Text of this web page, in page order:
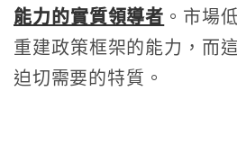
能力的實質領導者 。市場
重建政策框架的能力，而
迫切需要的特質。